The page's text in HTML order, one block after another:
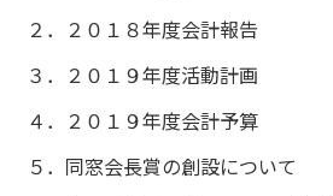
２．２０１８年度会計報告
３．２０１９年度活動計画
４．２０１９年度会計予算
５．同窓会長賞の創設について